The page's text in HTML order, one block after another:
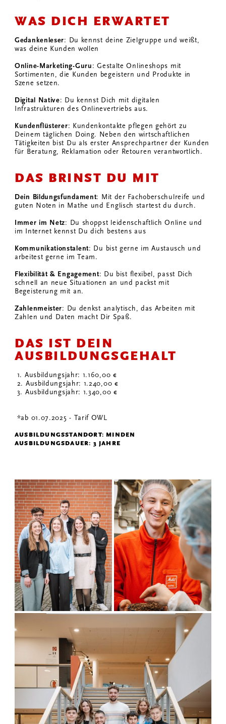
WAS DICH ERWARTET
Gedankenleser: Du kennst deine Zielgruppe und weißt,
was deine Kunden wollen
Online-Marketing-Guru: Gestalte Onlineshops mit
Sortimenten, die Kunden begeistern und Produkte in
Szene setzen.
Digital Native: Du kennst Dich mit digitalen
Infrastrukturen des Onlinevertriebs aus.
Kundenflüsterer: Kundenkontakte pflegen gehört zu
Deinem täglichen Doing. Neben den wirtschaftlichen
Tätigkeiten bist Du als erster Ansprechpartner der Kunden
für Beratung, Reklamation oder Retouren verantwortlich.
DAS BRINST DU MIT
Dein Bildungsfundament: Mit der Fachoberschulreife und
guten Noten in Mathe und Englisch startest du durch.
Immer im Netz: Du shoppst leidenschaftlich Online und
im Internet kennst Du dich bestens aus
Kommunikationstalent: Du bist gerne im Austausch und
arbeitest gerne im Team.
Flexibilität & Engagement: Du bist flexibel, passt Dich
schnell an neue Situationen an und packst mit
Begeisterung mit an.
Zahlenmeister: Du denkst analytisch, das Arbeiten mit
Zahlen und Daten macht Dir Spaß.
DAS IST DEIN
AUSBILDUNGSGEHALT
1. Ausbildungsjahr: 1.160,00 €
2. Ausbildungsjahr: 1.240,00 €
3. Ausbildungsjahr: 1.340,00 €
*ab 01.07.2025 - Tarif OWL
AUSBILDUNGSSTANDORT: MINDEN
AUSBILDUNGSDAUER: 3 JAHRE